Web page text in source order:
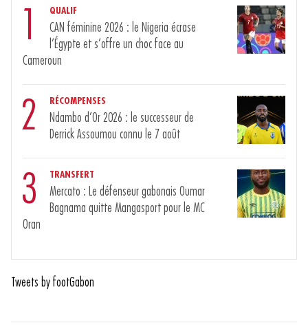
QUALIF
CAN féminine 2026 : le Nigeria écrase
l’Égypte et s’offre un choc face au
Cameroun
2 RÉCOMPENSES
Ndambo d’Or 2026 : le successeur de
Derrick Assoumou connu le 7 août
3 TRANSFERT
Mercato : Le défenseur gabonais Oumar
Bagnama quitte Mangasport pour le MC
Oran
Tweets by footGabon